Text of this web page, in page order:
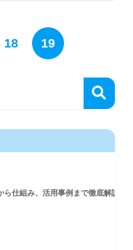
18 19
仕組み、活用事例まで徹底解説